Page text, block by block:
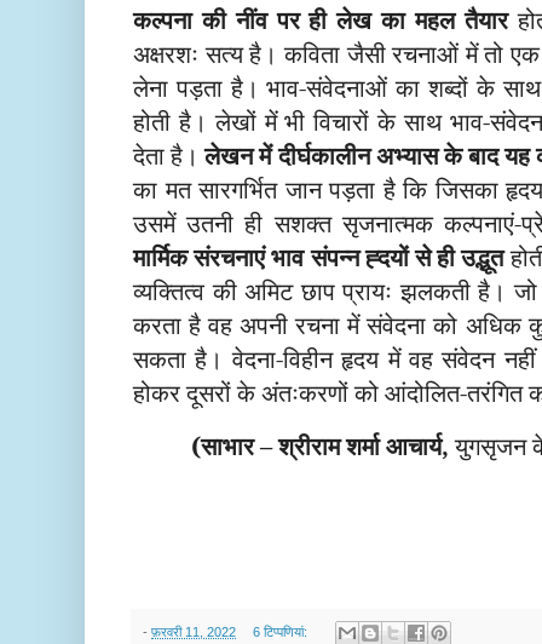
कल्पना की नींव पर ही लेख का महल तैयार
अक्षरशः सत्य है। कविता जैसी रचनाओं में तो एक
लेना पड़ता है। भाव-संवेदनाओं का शब्दों के
होती है। लेखों में भी विचारों के साथ भाव-
देता है।लेखन में दीर्घकालीन अभ्यास के बाद यह
का मत सारगर्भित जान पड़ता है कि जिसका
उसमें उतनी ही सशक्त सृजनात्मक कल्पनाएं-
मार्मिक संरचनाएं भाव संपन्न ह्दयों से ही उद्भूत
व्यक्तित्व की अमिट छाप प्रायः झलकती है।
करता है वह अपनी रचना में संवेदना को अधिक
सकता है। वेदना-विहीन हृदय में वह संवेदन
होकर दूसरों के अंतःकरणों को आंदोलित-
(साभार – श्रीराम शर्मा आचार्य,युगसृजन
- फ़रवरी 11, 2022 6 टिप्‍पणियां: